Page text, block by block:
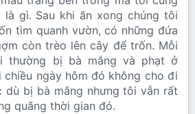
gì. Sau khi ăn xong chúng tôi
tìm quanh vườn, có những đứa
còn trèo lên cây để trốn. Mỗi
thường bị bà mắng và phạt ở
ngày hôm đó không cho đi
dù bị bà mắng nhưng tôi vẫn rất
quãng thời gian đó.